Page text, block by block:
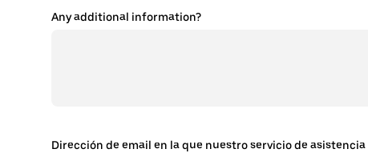
Any additional information?
Dirección de email en la que nuestro servicio de